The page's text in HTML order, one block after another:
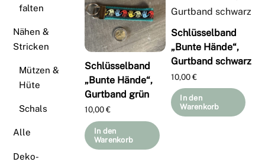
Schlüsselband
„Bunte Hände“,
Gurtband grün
10,00€
In den
Warenkorb
Schlüsselband
„Bunte Hände“,
Gurtband schwarz
10,00€
In den
Warenkorb
falten
Nähen &
Stricken
Mützen &
Hüte
Schals
Alle
Deko-